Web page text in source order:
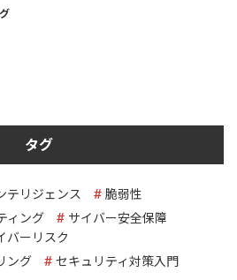
タグ
テリジェンス
脆弱性
ィング
サイバー安全保障
バーリスク
ング
セキュリティ対策入門